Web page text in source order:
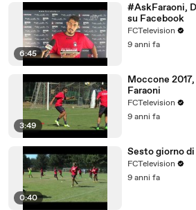
6:45
#AskFaraoni,
su Facebook
FCTelevision
9 anni fa
3:49
Moccone
Faraoni
FCTelevision
9 anni fa
0:40
Sesto giorno
FCTelevision
9 anni fa